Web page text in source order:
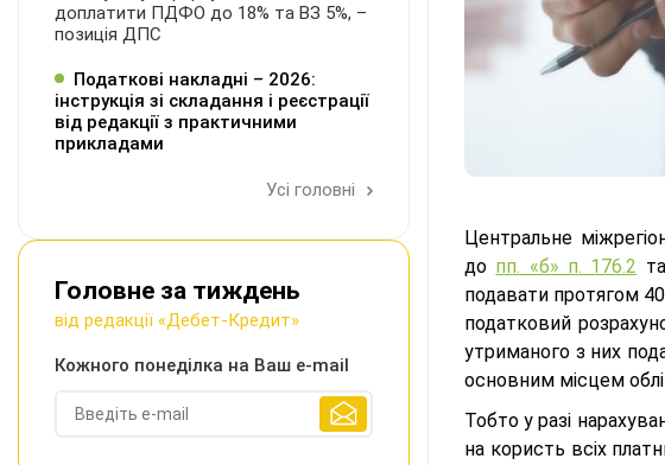
Центральне
до пп. «б» п. 176.2 та
подавати протягом
податковий
утриманого з них
основним місцем
Тобто у разі
на користь всіх
доплатити ПДФО до 18% та ВЗ 5%, –
позиція ДПС
Податкові накладні – 2026:
інструкція зі складання і реєстрації
від редакції з практичними
прикладами
Усі головні
Головне за тиждень
від редакції «Дебет-Кредит»
Кожного понеділка на Ваш e-mail